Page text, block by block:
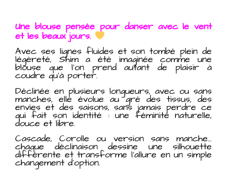
Une blouse pensée pour danser avec le vent
et les beaux jours.
Avec ses lignes fluides et son tombé plein de
légèreté, Shim a été imaginée comme une
blouse que l’on prend autant de plaisir à
coudre qu’à porter.
Déclinée en plusieurs longueurs, avec ou sans
manches, elle évolue au gré des tissus, des
envies et des saisons, sans jamais perdre ce
qui fait son identité : une féminité naturelle,
douce et libre.
Cascade, Corolle ou version sans manche…
chaque déclinaison dessine une silhouette
différente et transforme l’allure en un simple
changement d’option.